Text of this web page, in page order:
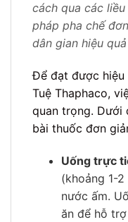
cách qua các
pháp pha chế
dân gian hiệu
Để đạt được hiệu
Tuệ Thaphaco,
quan trọng. Dưới
bài thuốc đơn
Uống trực
(khoảng 1-
nước ấm.
ăn để hỗ